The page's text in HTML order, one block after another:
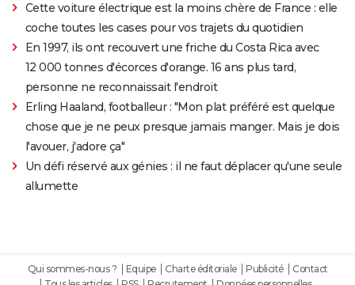
Cette voiture électrique est la moins chère de France : elle
coche toutes les cases pour vos trajets du quotidien
En 1997, ils ont recouvert une friche du Costa Rica avec
12 000 tonnes d'écorces d'orange. 16 ans plus tard,
personne ne reconnaissait l'endroit
Erling Haaland, footballeur : "Mon plat préféré est quelque
chose que je ne peux presque jamais manger. Mais je dois
l'avouer, j'adore ça"
Un défi réservé aux génies : il ne faut déplacer qu'une seule
allumette
Qui sommes-nous ? Equipe Charte éditoriale Publicité
Contact